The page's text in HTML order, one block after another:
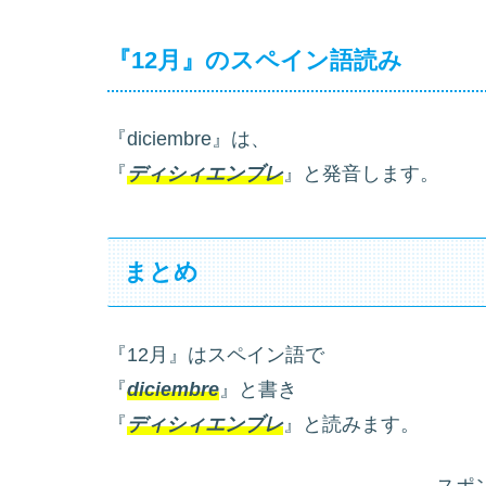
『12月』のスペイン語読み
『diciembre』は、
『ディシィエンブレ』と発音します。
まとめ
『12月』はスペイン語で
『diciembre 』と書き
『ディシィエンブレ』と読みます。